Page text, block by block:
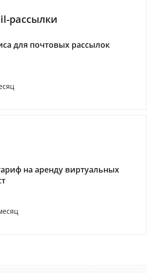
рассылки
для почтовых рассылок
на аренду виртуальных